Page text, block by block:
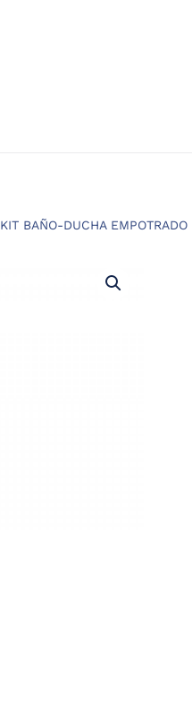
KIT BAÑO-DUCHA EMPOTRADO